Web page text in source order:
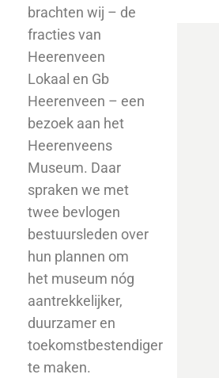
brachten wij – de
fracties van
Heerenveen
Lokaal en Gb
Heerenveen – een
bezoek aan het
Heerenveens
Museum. Daar
spraken we met
twee bevlogen
bestuursleden over
hun plannen om
het museum nóg
aantrekkelijker,
duurzamer en
toekomstbestendiger
te maken.